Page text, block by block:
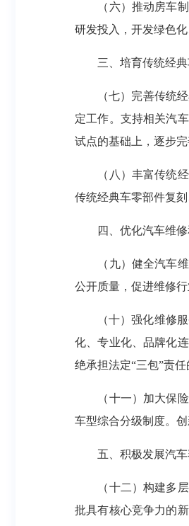
（六）推动房车
研发投入，开发绿色
三、培育传统经
（七）完善传统
定工作。支持相关汽
试点的基础上，逐步
（八）丰富传统
传统经典车零部件复
四、优化汽车维
（九）健全汽车
公开质量，促进维修行
（十）强化维修
化、专业化、品牌化
绝承担法定“三包”责
（十一）加大保
车型综合分级制度。
五、积极发展汽
（十二）构建多
批具有核心竞争力的